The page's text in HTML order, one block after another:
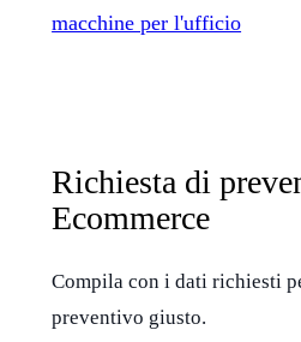
macchine per l'ufficio
Richiesta di
Ecommerce
Compila con i dati richiesti
preventivo giusto.